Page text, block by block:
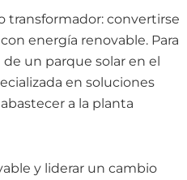
transformador: convertirse
energía renovable. Para
un parque solar en el
en soluciones
a la planta
y liderar un cambio